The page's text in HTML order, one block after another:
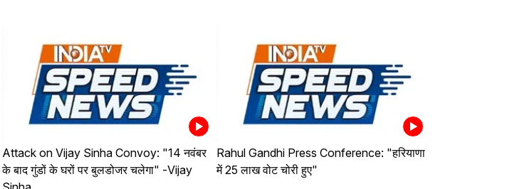
Attack on Vijay Sinha Convoy: "14 नवंबर
के बाद गुंडों के घरों पर बुलडोजर चलेगा" -Vijay
Rahul Gandhi Press Conference: "हरियाणा
में 25 लाख वोट चोरी हुए"